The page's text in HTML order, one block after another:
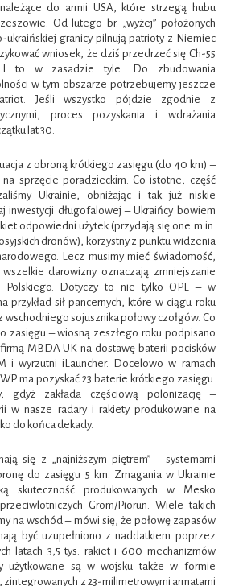
do armii USA, które strzegą hubu
Od lutego br. „wyżej” położonych
ukraińskiej granicy pilnują patrioty z Niemiec
wniosek, że dziś przedrzeć się Ch-55
I to w zasadzie tyle. Do zbudowania
w tym obszarze potrzebujemy jeszcze
Jeśli wszystko pójdzie zgodnie z
proces pozyskania i wdrażania
lat 30.
z obroną krótkiego zasięgu (do 40 km) –
sprzęcie poradzieckim. Co istotne, część
Ukrainie, obniżając i tak już niskie
inwestycji długofalowej – Ukraińcy bowiem
odpowiedni użytek (przydają się one m.in.
dronów), korzystny z punktu widzenia
Lecz musimy mieć świadomość,
darowizny oznaczają zmniejszanie
Polskiego. Dotyczy to nie tylko OPL – w
przykład sił pancernych, które w ciągu roku
wschodniego sojusznika połowy czołgów. Co
zasięgu – wiosną zeszłego roku podpisano
MBDA UK na dostawę baterii pocisków
i wyrzutni iLauncher. Docelowo w ramach
ma pozyskać 23 baterie krótkiego zasięgu.
gdyż zakłada częściową polonizację –
w nasze radary i rakiety produkowane na
do końca dekady.
się z „najniższym piętrem” – systemami
do zasięgu 5 km. Zmagania w Ukrainie
skuteczność produkowanych w Mesko
Grom/Piorun. Wiele takich
na wschód – mówi się, że połowę zapasów
być uzupełniono z naddatkiem poprzez
latach 3,5 tys. rakiet i 600 mechanizmów
użytkowane są w wojsku także w formie
z 23-milimetrowymi armatami